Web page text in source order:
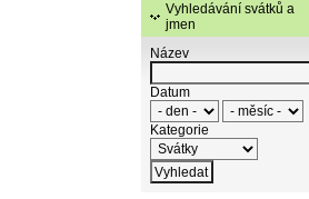
Vyhledávání svátků a
jmen
Název
Datum
Kategorie